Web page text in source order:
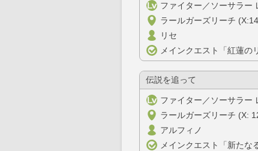
ファイター／ソーサラー
ラールガーズリーチ
リセ
メインクエスト「紅蓮の
伝説を追って
ファイター／ソーサラー
ラールガーズリーチ (X:
アルフィノ
メインクエスト「新たな